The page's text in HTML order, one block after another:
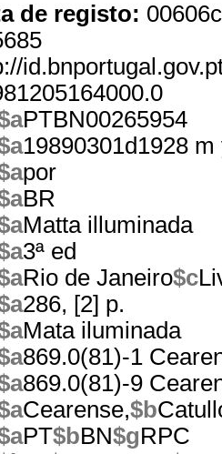
de registo:
PTBN00265954
19890301d1928
por
BR
Matta illuminada
3ª ed
Rio de Janeiro$c
286, [2] p.
Mata iluminada
869.0(81)-1
869.0(81)-9
Cearense,$b
PT$bBN$gRPC